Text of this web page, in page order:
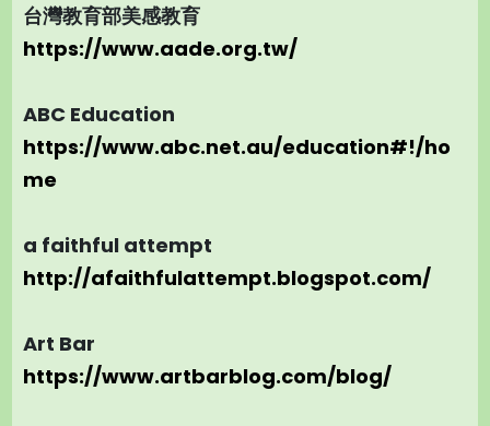
台灣教育部美感教育
https://www.aade.org.tw/
ABC Education
https://www.abc.net.au/education#!/ho
me
a faithful attempt
http://afaithfulattempt.blogspot.com/
Art Bar
https://www.artbarblog.com/blog/